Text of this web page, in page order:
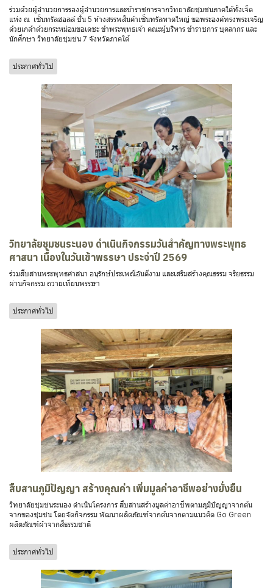
ร่วมด้วยผู้อำนวยการรองผู้อำนวยการและข้าราชการจากวิทยาลัยชุมชนภาคใต้ทั้งเจ็ด
แห่ง ณ เซ็นทรัลฮอลล์ ชั้น 5 ห้างสรรพสินค้าเซ็นทรัลหาดใหญ่ ขอพระองค์ทรงพระเจริญ
ด้วยเกล้าด้วยกระหม่อมขอเดชะ ข้าพระพุทธเจ้า คณะผู้บริหาร ข้าราชการ บุคลากร และ
นักศึกษา วิทยาลัยชุมชน 7 จังหวัดภาคใต้
ประกาศทั่วไป
วิทยาลัยชุมชนระนอง ดำเนินกิจกรรมวันสำคัญทางพระพุทธ
ศาสนา เนื่องในวันเข้าพรรษา ประจำปี 2569
ร่วมสืบสานพระพุทธศาสนา อนุรักษ์ประเพณีอันดีงาม และเสริมสร้างคุณธรรม จริยธรรม
ผ่านกิจกรรม ถวายเทียนพรรษา
ประกาศทั่วไป
สืบสานภูมิปัญญา สร้างคุณค่า เพิ่มมูลค่าอาชีพอย่างยั่งยืน
วิทยาลัยชุมชนระนอง ดำเนินโครงการ สืบสานสร้างมูลค่าอาชีพตามภูมิปัญญาจากต้น
จากของชุมชน โดยจัดกิจกรรม พัฒนาผลิตภัณฑ์จากต้นจากตามแนวคิด Go Green
ผลิตภัณฑ์ผ้าจากสีธรรมชาติ
ประกาศทั่วไป